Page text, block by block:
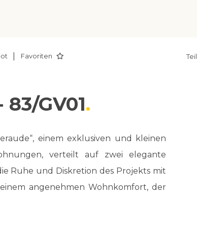
Favoriten
GV01
einem exklusiven und kleinen
verteilt auf zwei elegante
Ruhe und Diskretion des Projekts mit
angenehmen Wohnkomfort, der